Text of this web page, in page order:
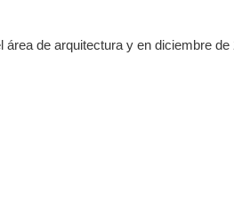
de arquitectura y en diciembre